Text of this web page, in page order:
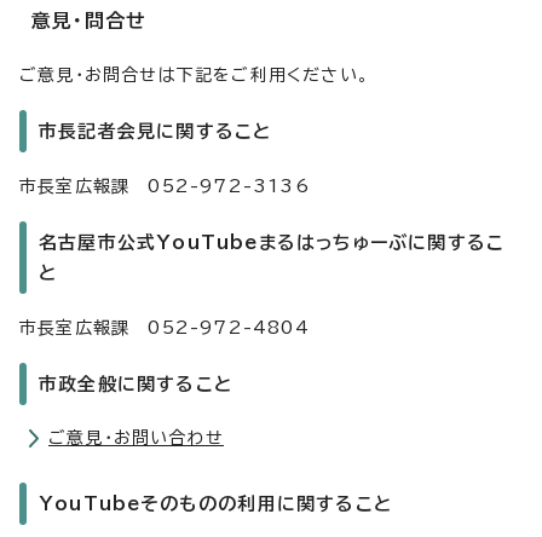
意見・問合せ
ご意見・お問合せは下記をご利用ください。
市長記者会見に関すること
市長室広報課 052-972-3136
名古屋市公式YouTubeまるはっちゅーぶに関するこ
と
市長室広報課 052-972-4804
市政全般に関すること
ご意見・お問い合わせ
YouTubeそのものの利用に関すること